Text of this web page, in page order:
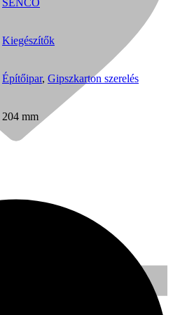
SENCO
Kiegészítők
Építőipar, Gipszkarton szerelés
204 mm